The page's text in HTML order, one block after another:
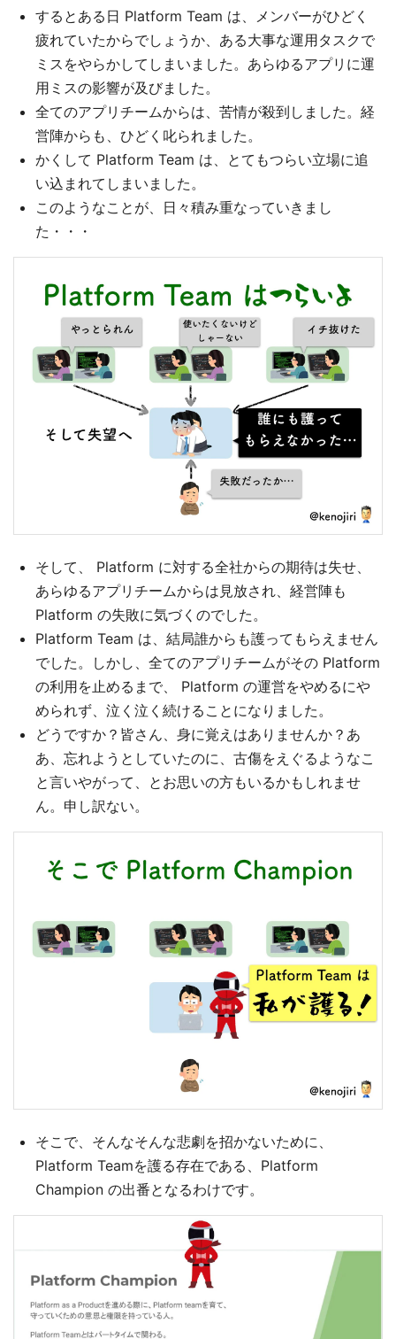
するとある日 Platform Team は、メンバーがひどく
疲れていたからでしょうか、ある大事な運用タスクで
ミスをやらかしてしまいました。あらゆるアプリに運
用ミスの影響が及びました。
全てのアプリチームからは、苦情が殺到しました。経
営陣からも、ひどく叱られました。
かくして Platform Team は、とてもつらい立場に追
い込まれてしまいました。
このようなことが、日々積み重なっていきまし
た・・・
そして、 Platform に対する全社からの期待は失せ、
あらゆるアプリチームからは見放され、経営陣も
Platform の失敗に気づくのでした。
Platform Team は、結局誰からも護ってもらえません
でした。しかし、全てのアプリチームがその Platform
の利用を止めるまで、 Platform の運営をやめるにや
められず、泣く泣く続けることになりました。
どうですか？皆さん、身に覚えはありませんか？あ
あ、忘れようとしていたのに、古傷をえぐるようなこ
と言いやがって、とお思いの方もいるかもしれませ
ん。申し訳ない。
そこで、そんなそんな悲劇を招かないために、
Platform Teamを護る存在である、Platform
Champion の出番となるわけです。